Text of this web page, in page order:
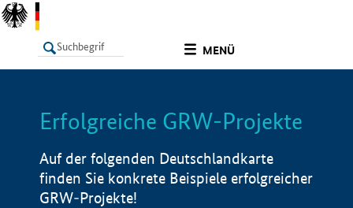
MENÜ
LISTE Info
Erfolgreiche GRW-Projekte
Auf der folgenden Deutschlandkarte
finden Sie konkrete Beispiele erfolgreicher
GRW-Projekte!